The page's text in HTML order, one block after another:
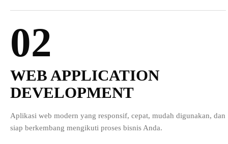
02
WEB APPLICATION
DEVELOPMENT
Aplikasi web modern yang responsif, cepat, mudah digunakan, dan
siap berkembang mengikuti proses bisnis Anda.